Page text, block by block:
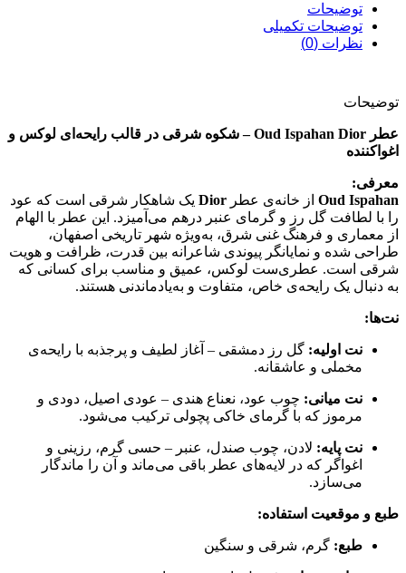
توضیحات
توضیحات تکمیلی
نظرات (0)
توضیحات
عطر Oud Ispahan Dior – شکوه شرقی در قالب رایحه‌ای لوکس و
اغواکننده
معرفی:
Oud Ispahan از خانه‌ی عطر Dior یک شاهکار شرقی است که عود
را با لطافت گل رز و گرمای عنبر درهم می‌آمیزد. این عطر با الهام
از معماری و فرهنگ غنی شرق، به‌ویژه شهر تاریخی اصفهان،
طراحی شده و نمایانگر پیوندی شاعرانه بین قدرت، ظرافت و هویت
شرقی است. عطری‌ست لوکس، عمیق و مناسب برای کسانی که
به دنبال یک رایحه‌ی خاص، متفاوت و به‌یادماندنی هستند.
نت‌ها:
نت اولیه: گل رز دمشقی – آغاز لطیف و پرجذبه با رایحه‌ی
مخملی و عاشقانه.
نت میانی: چوب عود، نعناع هندی – عودی اصیل، دودی و
مرموز که با گرمای خاکی پچولی ترکیب می‌شود.
نت پایه: لادن، چوب صندل، عنبر – حسی گرم، رزینی و
اغواگر که در لایه‌های عطر باقی می‌ماند و آن را ماندگار
می‌سازد.
طبع و موقعیت استفاده:
طبع: گرم، شرقی و سنگین